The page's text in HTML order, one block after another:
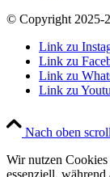
© Copyright 2025-
Link zu
Link zu
Link zu
Link zu
Nach oben
Wir nutzen